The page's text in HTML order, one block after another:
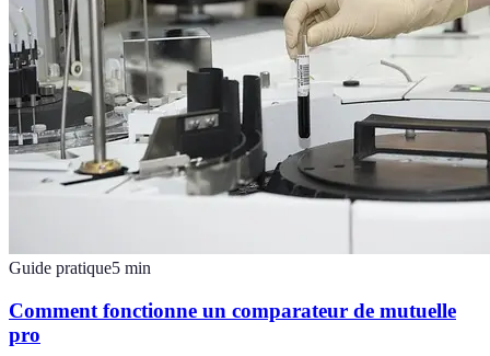
Guide pratique5 min
Comment fonctionne un comparateur de mutuelle
pro